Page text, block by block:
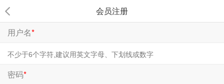
会员注册
用户名*
密码*